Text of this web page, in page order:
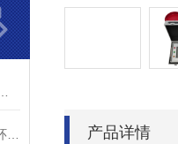
产品详情